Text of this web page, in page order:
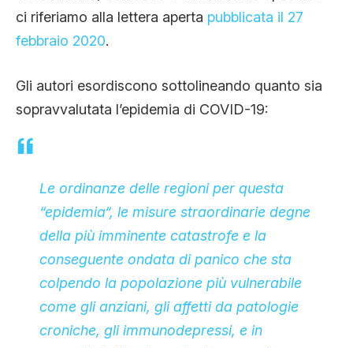
ci riferiamo alla lettera aperta pubblicata il 27
febbraio 2020.
Gli autori esordiscono sottolineando quanto sia
sopravvalutata l’epidemia di COVID-19:
Le ordinanze delle regioni per questa
“epidemia“, le misure straordinarie degne
della più imminente catastrofe e la
conseguente ondata di panico che sta
colpendo la popolazione più vulnerabile
come gli anziani, gli affetti da patologie
croniche, gli immunodepressi, e in